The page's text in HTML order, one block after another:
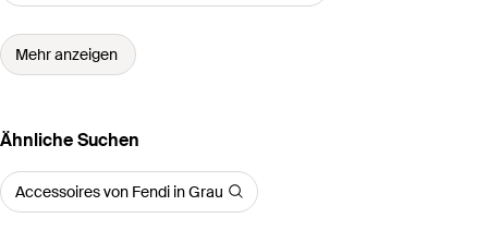
Mehr anzeigen
Ähnliche Suchen
Accessoires von Fendi in Grau